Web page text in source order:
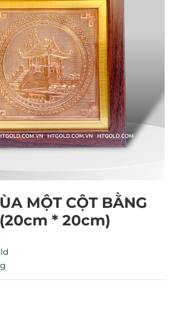
MỘT CỘT BẰNG
* 20cm)